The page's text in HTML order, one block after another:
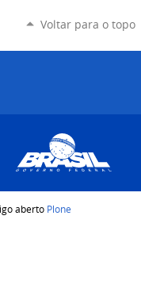
Voltar para o topo
aberto Plone